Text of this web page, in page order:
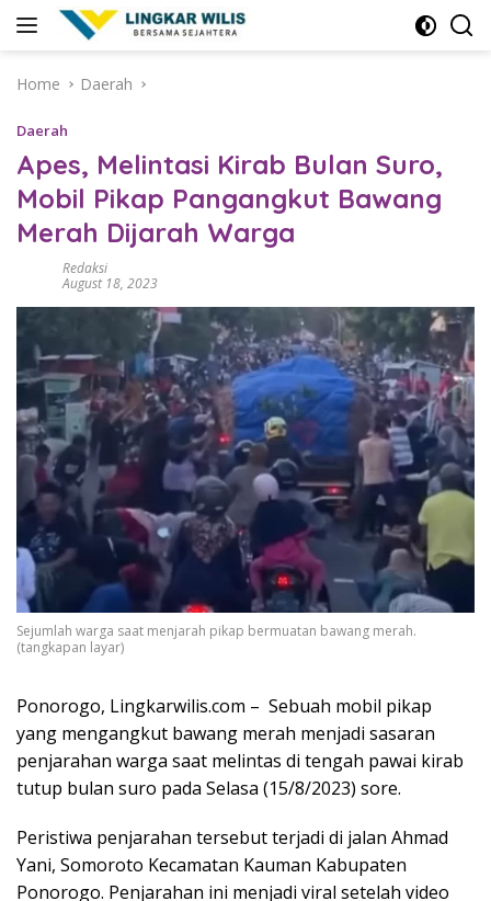
Home
Daerah
Daerah
Apes, Melintasi Kirab Bulan Suro,
Mobil Pikap Pangangkut Bawang
Merah Dijarah Warga
Redaksi
August 18, 2023
Sejumlah warga saat menjarah pikap bermuatan bawang merah.
(tangkapan layar)
Ponorogo, Lingkarwilis.com – Sebuah mobil pikap
yang mengangkut bawang merah menjadi sasaran
penjarahan warga saat melintas di tengah pawai kirab
tutup bulan suro pada Selasa (15/8/2023) sore.
Peristiwa penjarahan tersebut terjadi di jalan Ahmad
Yani, Somoroto Kecamatan Kauman Kabupaten
Ponorogo. Penjarahan ini menjadi viral setelah video